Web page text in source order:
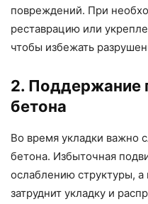
повреждений. При
реставрацию или
чтобы избежать
2. Поддержание
бетона
Во время укладки важно
бетона. Избыточная
ослаблению структуры,
затруднит укладку и